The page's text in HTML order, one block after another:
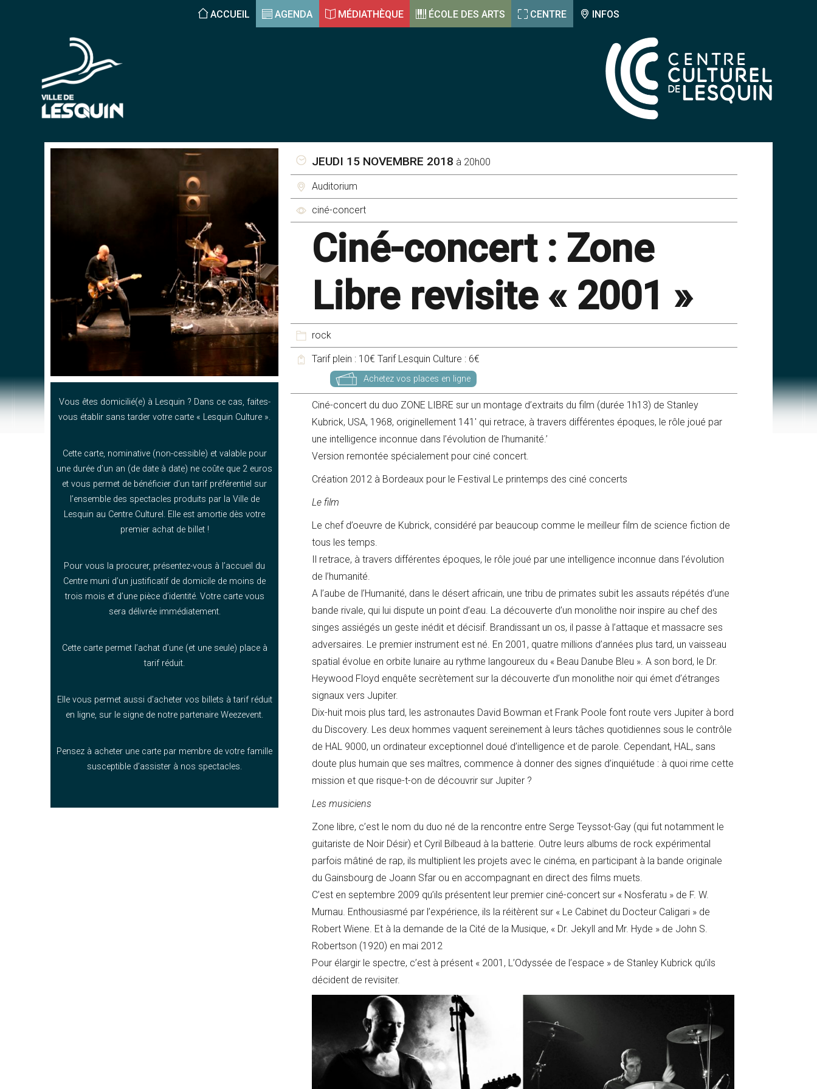
ACCUEIL AGENDA MÉDIATHÈQUE ÉCOLE DES ARTS CENTRE INFOS
Vous êtes domicilié(e) à Lesquin ? Dans ce cas, faites-
vous établir sans tarder votre carte « Lesquin Culture ».
Cette carte, nominative (non-cessible) et valable pour
une durée d’un an (de date à date) ne coûte que 2 euros
et vous permet de bénéficier d’un tarif préférentiel sur
l’ensemble des spectacles produits par la Ville de
Lesquin au Centre Culturel. Elle est amortie dès votre
premier achat de billet !
Pour vous la procurer, présentez-vous à l’accueil du
Centre muni d’un justificatif de domicile de moins de
trois mois et d’une pièce d’identité. Votre carte vous
sera délivrée immédiatement.
Cette carte permet l’achat d’une (et une seule) place à
tarif réduit.
Elle vous permet aussi d’acheter vos billets à tarif réduit
en ligne, sur le signe de notre partenaire Weezevent.
Pensez à acheter une carte par membre de votre famille
susceptible d’assister à nos spectacles.
JEUDI 15 NOVEMBRE 2018 à 20h00
Auditorium
ciné-concert
Ciné-concert : Zone
Libre revisite « 2001 »
rock
Tarif plein : 10€ Tarif Lesquin Culture : 6€
Achetez vos places en ligne
Ciné-concert du duo ZONE LIBRE sur un montage d’extraits du film (durée 1h13) de Stanley
Kubrick, USA, 1968, originellement 141′ qui retrace, à travers différentes époques, le rôle joué par
une intelligence inconnue dans l’évolution de l’humanité.’
Version remontée spécialement pour ciné concert.
Création 2012 à Bordeaux pour le Festival Le printemps des ciné concerts
Le film
Le chef d’oeuvre de Kubrick, considéré par beaucoup comme le meilleur film de science fiction de
tous les temps.
Il retrace, à travers différentes époques, le rôle joué par une intelligence inconnue dans l’évolution
de l’humanité.
A l’aube de l’Humanité, dans le désert africain, une tribu de primates subit les assauts répétés d’une
bande rivale, qui lui dispute un point d’eau. La découverte d’un monolithe noir inspire au chef des
singes assiégés un geste inédit et décisif. Brandissant un os, il passe à l’attaque et massacre ses
adversaires. Le premier instrument est né. En 2001, quatre millions d’années plus tard, un vaisseau
spatial évolue en orbite lunaire au rythme langoureux du « Beau Danube Bleu ». A son bord, le Dr.
Heywood Floyd enquête secrètement sur la découverte d’un monolithe noir qui émet d’étranges
signaux vers Jupiter.
Dix-huit mois plus tard, les astronautes David Bowman et Frank Poole font route vers Jupiter à bord
du Discovery. Les deux hommes vaquent sereinement à leurs tâches quotidiennes sous le contrôle
de HAL 9000, un ordinateur exceptionnel doué d’intelligence et de parole. Cependant, HAL, sans
doute plus humain que ses maîtres, commence à donner des signes d’inquiétude : à quoi rime cette
mission et que risque-t-on de découvrir sur Jupiter ?
Les musiciens
Zone libre, c’est le nom du duo né de la rencontre entre Serge Teyssot-Gay (qui fut notamment le
guitariste de Noir Désir) et Cyril Bilbeaud à la batterie. Outre leurs albums de rock expérimental
parfois mâtiné de rap, ils multiplient les projets avec le cinéma, en participant à la bande originale
du Gainsbourg de Joann Sfar ou en accompagnant en direct des films muets.
C’est en septembre 2009 qu’ils présentent leur premier ciné-concert sur « Nosferatu » de F. W.
Murnau. Enthousiasmé par l’expérience, ils la réitèrent sur « Le Cabinet du Docteur Caligari » de
Robert Wiene. Et à la demande de la Cité de la Musique, « Dr. Jekyll and Mr. Hyde » de John S.
Robertson (1920) en mai 2012
Pour élargir le spectre, c’est à présent « 2001, L’Odyssée de l’espace » de Stanley Kubrick qu’ils
décident de revisiter.